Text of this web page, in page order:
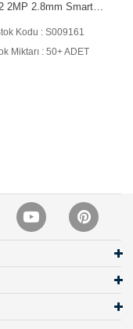
PV-PRO 4MP
Stok Kodu :
Stok Miktarı : Stok